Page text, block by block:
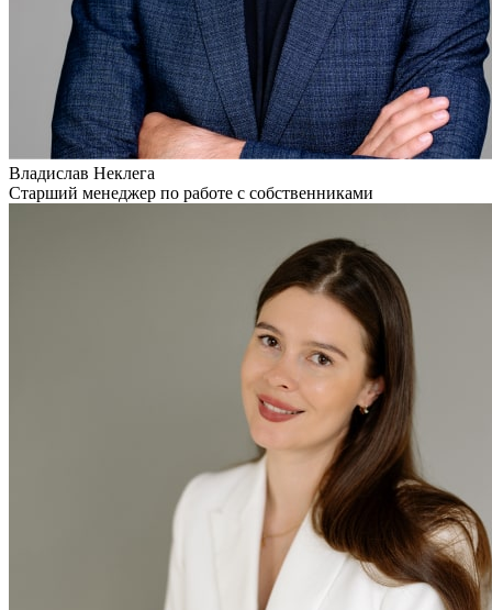
Владислав Неклега
Старший менеджер по работе с собственниками